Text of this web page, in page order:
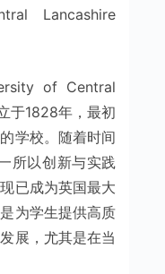
Lancashire
of Central
于1828年，最初
学校。随着时间
所以创新与实践
已成为英国最大
为学生提供高质
展，尤其是在当